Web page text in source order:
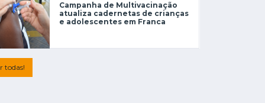
Campanha de Multivacinação
atualiza cadernetas de crianças
e adolescentes em Franca
todas!